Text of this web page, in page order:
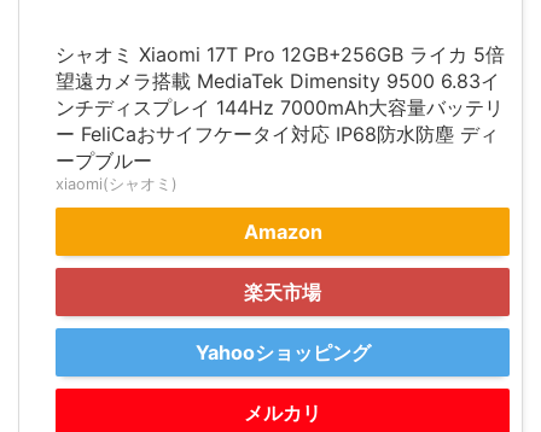
シャオミ Xiaomi 17T Pro 12GB+256GB ライカ 5倍
望遠カメラ搭載 MediaTek Dimensity 9500 6.83イ
ンチディスプレイ 144Hz 7000mAh大容量バッテリ
ー FeliCaおサイフケータイ対応 IP68防水防塵 ディ
ープブルー
xiaomi(シャオミ)
Amazon
楽天市場
Yahooショッピング
メルカリ